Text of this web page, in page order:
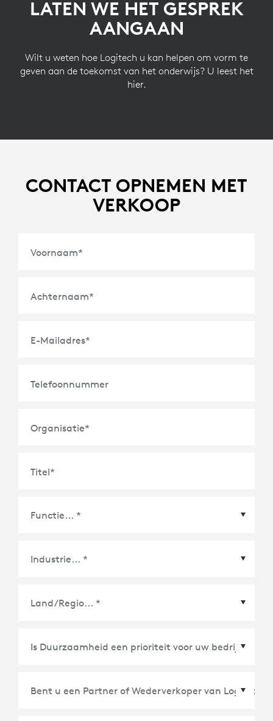
LATEN WE HET GESPREK
AANGAAN
Wilt u weten hoe Logitech u kan helpen om vorm te
geven aan de toekomst van het onderwijs? U leest het
hier.
CONTACT OPNEMEN MET
VERKOOP
Voornaam*
Achternaam*
E-Mailadres*
Telefoonnummer
Organisatie*
Titel*